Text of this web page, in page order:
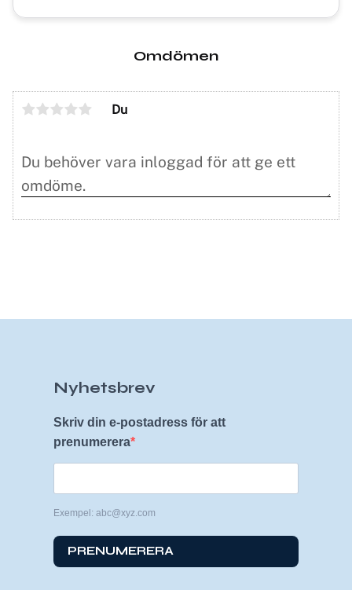
Omdömen
Du
Nyhetsbrev
Skriv din e-postadress för att
prenumerera
Exempel: abc@xyz.com
PRENUMERERA